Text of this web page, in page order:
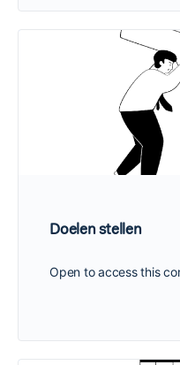
Doelen stellen
Open to access this